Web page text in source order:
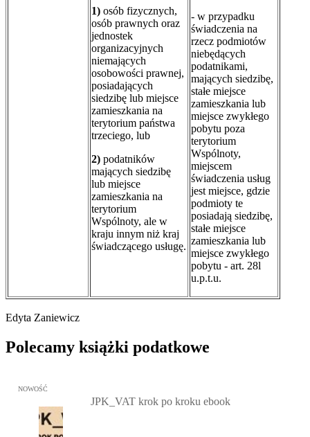
1) osób fizycznych,
osób prawnych oraz
jednostek
organizacyjnych
niemających
osobowości prawnej,
posiadających
siedzibę lub miejsce
zamieszkania na
terytorium państwa
trzeciego, lub
2) podatników
mających siedzibę
lub miejsce
zamieszkania na
terytorium
Wspólnoty, ale w
kraju innym niż kraj
świadczącego usługę.
- w przypadku
świadczenia na
rzecz podmiotów
niebędących
podatnikami,
mających siedzibę,
stałe miejsce
zamieszkania lub
miejsce zwykłego
pobytu poza
terytorium
Wspólnoty,
miejscem
świadczenia usług
jest miejsce, gdzie
podmioty te
posiadają siedzibę,
stałe miejsce
zamieszkania lub
miejsce zwykłego
pobytu - art. 28l
u.p.t.u.
Edyta Zaniewicz
Polecamy książki podatkowe
Przejdź do: JPK_VAT krok po kroku ebook, Patrycja Kubiesa -
NOWOŚĆ
JPK_VAT krok po kroku ebook